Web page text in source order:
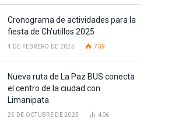
Cronograma de actividades para la
fiesta de Ch’utillos 2025
4 DE FEBRERO DE 2025 759
Nueva ruta de La Paz BUS conecta
el centro de la ciudad con
Limanipata
25 DE OCTUBRE DE 2025 406